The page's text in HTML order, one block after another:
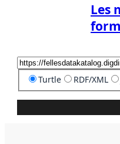
Les
Turtle RDF/XML